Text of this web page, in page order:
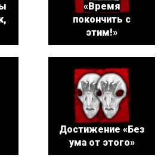
«Время
покончить с
этим!»
Достижение «Без
ума от этого»